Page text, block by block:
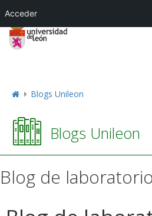
Blogs Unileon
Blogs Unileon
Blog de
Acceder